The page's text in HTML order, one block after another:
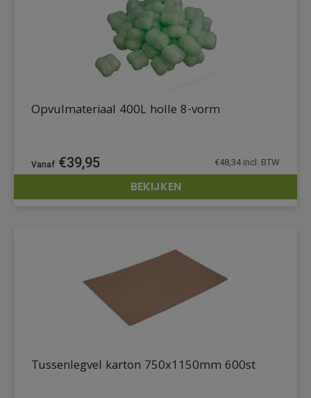
DETAILS
Opvulmateriaal 400L holle 8-vorm
€39,95 €48,34 incl. BTW
BEKIJKEN
Tussenlegvel karton 750x1150mm 600st